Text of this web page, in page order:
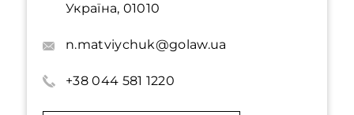
Україна, 01010
n.matviychuk@golaw.ua
+38 044 581 1220